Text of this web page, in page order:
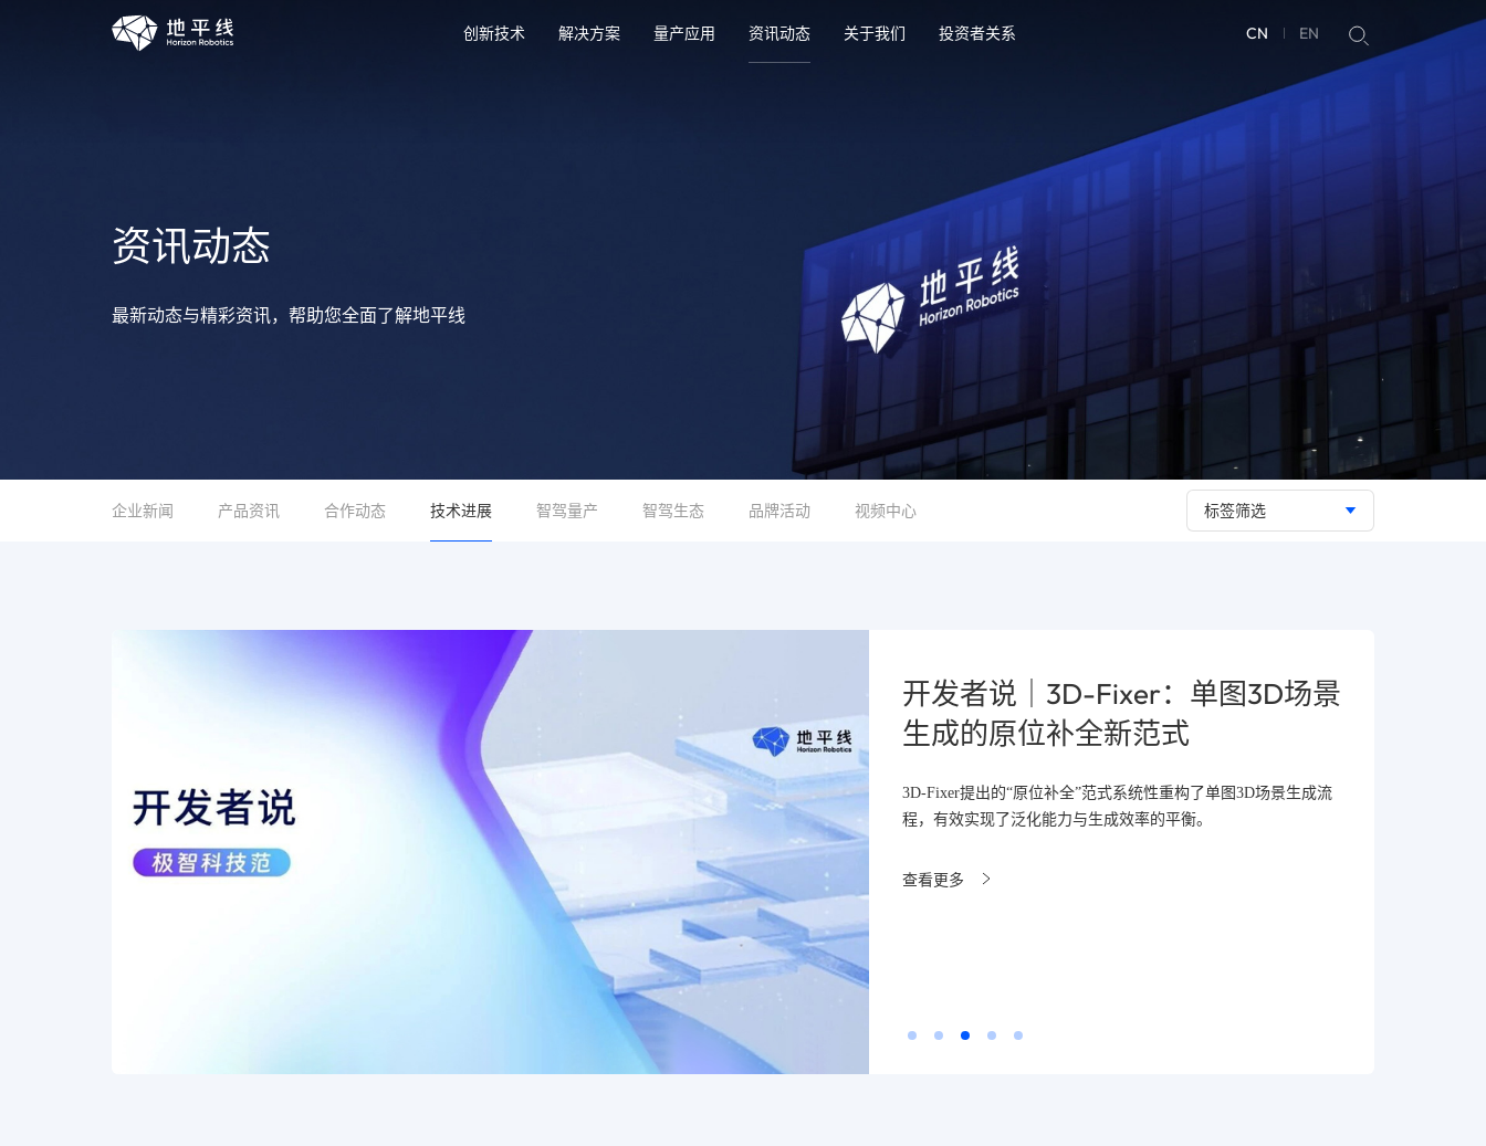
创新技术 解决方案 量产应用 资讯动态 关于我们 投资者关系 CN EN
资讯动态
最新动态与精彩资讯，帮助您全面了解地平线
企业新闻 产品资讯 合作动态 技术进展 智驾量产 智驾生态 品牌活动 视频中心 标签筛选
｜地平线HoloAgent-0：
能简单串接导航、操作和运动控制模块。
地平线开源HoloMotion-1：4亿参
数机器人小脑大模型，实现端侧
300FPS
地平线正式发布并开源HoloMotion-1，这是地平线机器人实验室
面向人形机器人全身控制打造的4亿参数级机器人小脑大模型。
开发者说｜3D-Fixer：单图3D场景
生成的原位补全新范式
3D-Fixer提出的“原位补全”范式系统性重构了单图3D场景生成流
程，有效实现了泛化能力与生成效率的平衡。
查看更多